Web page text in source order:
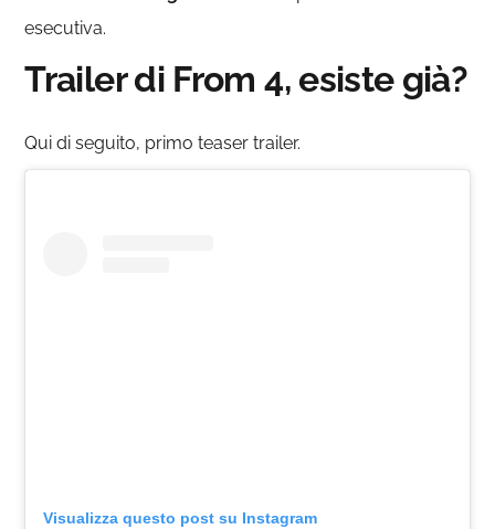
esecutiva.
Trailer di From 4, esiste già?
Qui di seguito, primo teaser trailer.
Visualizza questo post su Instagram